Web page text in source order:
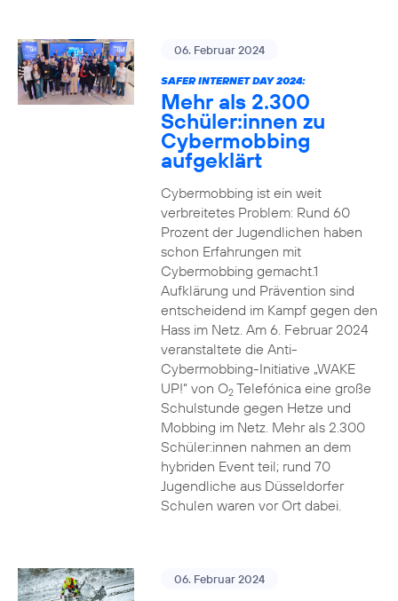
06. Februar 2024
SAFER INTERNET DAY 2024:
Mehr als 2.300
Schüler:innen zu
Cybermobbing
aufgeklärt
Cybermobbing ist ein weit
verbreitetes Problem: Rund 60
Prozent der Jugendlichen haben
schon Erfahrungen mit
Cybermobbing gemacht.1
Aufklärung und Prävention sind
entscheidend im Kampf gegen den
Hass im Netz. Am 6. Februar 2024
veranstaltete die Anti-
Cybermobbing-Initiative „WAKE
UP!“ von O2Telefónica eine große
Schulstunde gegen Hetze und
Mobbing im Netz. Mehr als 2.300
Schüler:innen nahmen an dem
hybriden Event teil; rund 70
Jugendliche aus Düsseldorfer
Schulen waren vor Ort dabei.
06. Februar 2024